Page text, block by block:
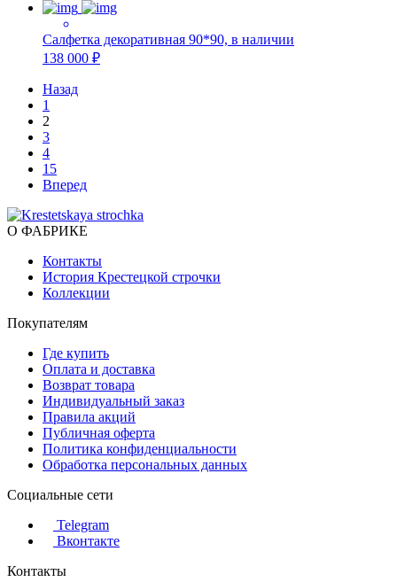
Салфетка декоративная 90*90, в наличии
138 000 ₽
Назад
1
2
3
4
15
Вперед
О ФАБРИКЕ
Контакты
История Крестецкой строчки
Коллекции
Покупателям
Где купить
Оплата и доставка
Возврат товара
Индивидуальный заказ
Правила акций
Публичная оферта
Политика конфиденциальности
Обработка персональных данных
Социальные сети
Telegram
Вконтакте
Контакты